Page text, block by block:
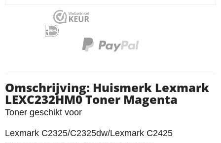
Omschrijving: Huismerk Lexmark
LEXC232HM0 Toner Magenta
Toner geschikt voor
Lexmark C2325/C2325dw/Lexmark C2425